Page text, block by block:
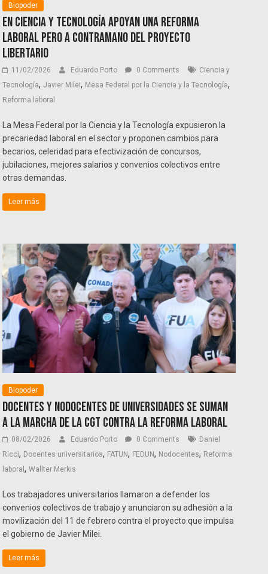
Biopoder
En Ciencia y Tecnología apoyan una reforma
laboral pero a contramano del proyecto
libertario
11/02/2026 Eduardo Porto 0 Comments
Ciencia y
Tecnología,Javier Milei, Mesa Federal por la Ciencia y la Tecnología,
Reforma laboral
La Mesa Federal por la Ciencia y la Tecnología expusieron la
precariedad laboral en el sector y proponen cambios para
becarios, celeridad para efectivización de concursos,
jubilaciones, mejores salarios y convenios colectivos entre
otras demandas.
Leer más
Biopoder
Docentes y NODOCENTES de universidades se suman
a la marcha de la CGT contra la reforma laboral
08/02/2026 Eduardo Porto 0 Comments
Daniel
Ricci, Docentes universitarios, FATUN, FEDUN, Nodocentes, Reforma
laboral,Wallter Merkis
Los trabajadores universitarios llamaron a defender los
convenios colectivos de trabajo y anunciaron su adhesión a la
movilización del 11 de febrero contra el proyecto que impulsa
el gobierno de Javier Milei.
Leer más